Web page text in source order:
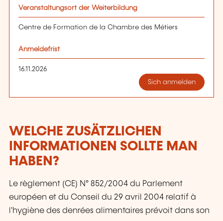
Veranstaltungsort der Weiterbildung
Centre de Formation de la Chambre des Métiers
Anmeldefrist
16.11.2026
Sich anmelden
WELCHE ZUSÄTZLICHEN
INFORMATIONEN SOLLTE MAN
HABEN?
Le règlement (CE) N° 852/2004 du Parlement
européen et du Conseil du 29 avril 2004 relatif à
l'hygiène des denrées alimentaires prévoit dans son